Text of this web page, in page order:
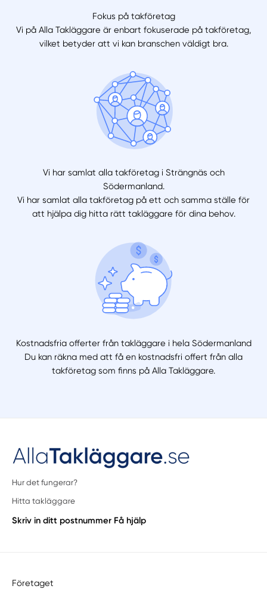
Fokus på takföretag
Vi på Alla Takläggare är enbart fokuserade på takföretag,
vilket betyder att vi kan branschen väldigt bra.
Vi har samlat alla takföretag i Strängnäs och
Södermanland.
Vi har samlat alla takföretag på ett och samma ställe för
att hjälpa dig hitta rätt takläggare för dina behov.
Kostnadsfria offerter från takläggare i hela Södermanland
Du kan räkna med att få en kostnadsfri offert från alla
takföretag som finns på Alla Takläggare.
Hur det fungerar?
Hitta takläggare
Skriv in ditt postnummer Få hjälp
Företaget